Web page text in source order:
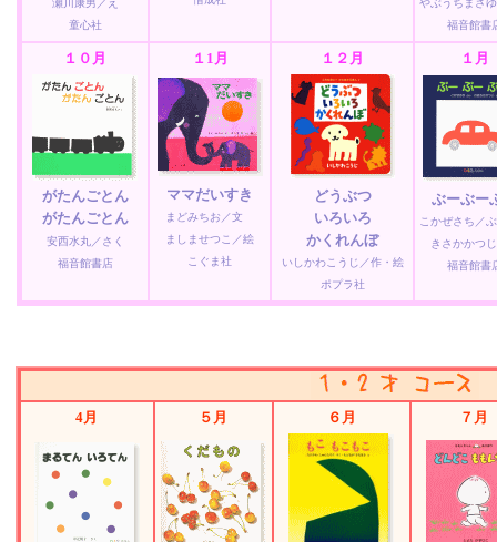
瀬川康男／え
童心社
やぶうちまさ
福音館書
１０月
がたんごとん
がたんごとん
安西水丸／さく
福音館書店
１1月
ママだいすき
まどみちお／文
ましませつこ／絵
こぐま社
１２月
どうぶつ
いろいろ
かくれんぼ
いしかわこうじ／作・絵
ポプラ社
１月
ぶーぶー
こかぜさち／
きさかかつ
福音館書
4月 ５月 ６月 ７月